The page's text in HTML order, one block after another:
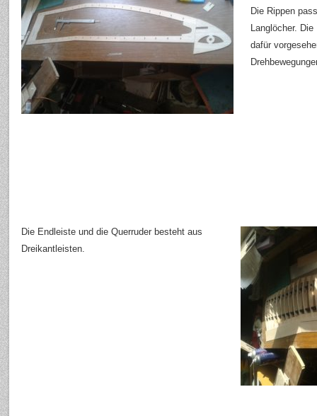
Die Rippen
Langlöcher.
dafür
Die Endleiste und die Querruder besteht aus
Dreikantleisten.